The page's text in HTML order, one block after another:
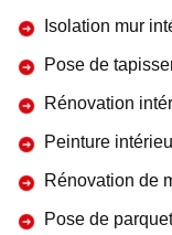
Isolation mur
Pose de
Rénovation
Peinture
Rénovation de
Pose de